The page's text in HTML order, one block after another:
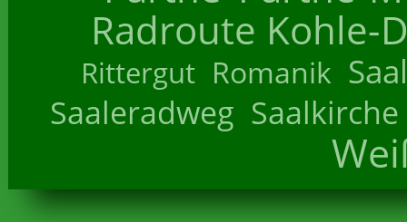
Radroute Kohle-
Rittergut Romanik
Saaleradweg Saalkirche